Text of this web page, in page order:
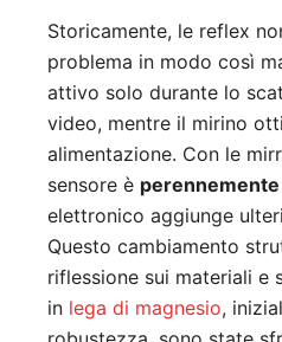
Storicamente, le reflex
problema in modo così
attivo solo durante lo
video, mentre il mirino
alimentazione. Con le
sensore è
elettronico aggiunge
Questo cambiamento
riflessione sui materiali e
in lega di magnesio,